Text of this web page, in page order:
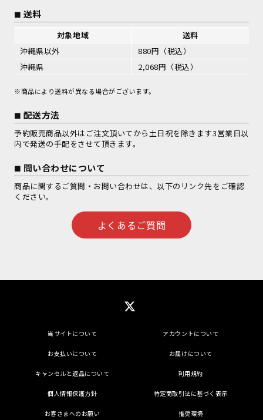
送料
対象地域
送料
沖縄県以外
880円（税込）
沖縄県
2,068円（税込）
※商品により送料が異なる場合がございます。
配送方法
予約販売商品以外はご注文頂いてから土日祝を除きます3営業日以
内で発送の手配をさせて頂きます。
問い合わせについて
商品に関するご質問・お問い合わせは、以下のリンク先をご確認
ください。
よくあるご質問
当サイトについて アカウントについて
お支払いについて お届けについて
キャンセルと返品について 利用規約
個人情報保護方針 特定商取引法に基づく表示
お客さまへのお願い 推奨環境